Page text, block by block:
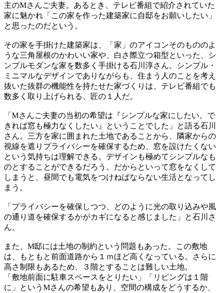
主のMさんご夫妻。あるとき、テレビ番組で紹介されていた
家に魅かれ「この家を作った建築家に自邸をお願いしたい」
と思ったのだという。
その家を手掛けた建築家は、「家」のアイコンそのもののよ
うな三角屋根のかわいい家や、白さ際立つ箱型といった、シ
ンプルモダンな家を数多く手掛ける石川淳さん。シンプル・
ミニマルなデザインでありながらも、住まう人のことを考え
抜いた抜群の機能性を持たせた家づくりは、テレビ番組でも
数多く取り上げられる、匠の１人だ。
「Mさんご夫妻の当初の希望は『シンプルな家にしたい。で
きれば窓も極力なくしたい』ということでした」と語る石川
さん。三方を家に囲まれた土地であることから、隣家からの
視線を遮りプライバシーを確保するため、窓を設けたくない
という気持ちは理解できる。デザインも極めてシンプルなも
のとすることができるだろう。だからといって窓をなくして
しまうと、昼間でも電気をつけねばならない生活となってし
まう。
「プライバシーを確保しつつ、どのように光の取り込みや風
の通り道を確保するかがカギになると感じました」と石川さ
ん。
また、M邸には土地の制約という問題もあった。この敷地
は、もともと前面道路から１ｍほど高くなっている。さらに
高さ制限もあるため、３階とすることは難しい土地。
「敷地前面に駐車スペースをとりたい」「リビングは１階
に」というMさんの希望もあり、空間の構成をどうするか、